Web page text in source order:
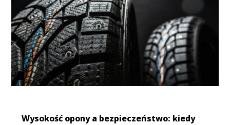
Wysokość opony a bezpieczeństwo: kiedy